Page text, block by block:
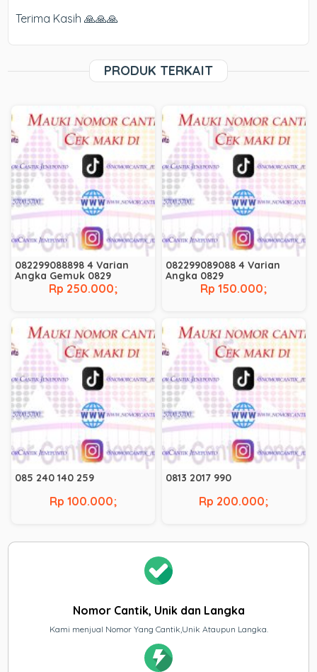
Terima Kasih 🙏🙏🙏
PRODUK TERKAIT
082299088898 4 Varian
Angka Gemuk 0829
Rp 250.000;
082299089088 4 Varian
Angka 0829
Rp 150.000;
085 240 140 259
Rp 100.000;
0813 2017 990
Rp 200.000;
Nomor Cantik, Unik dan Langka
Kami menjual Nomor Yang Cantik,Unik Ataupun Langka.